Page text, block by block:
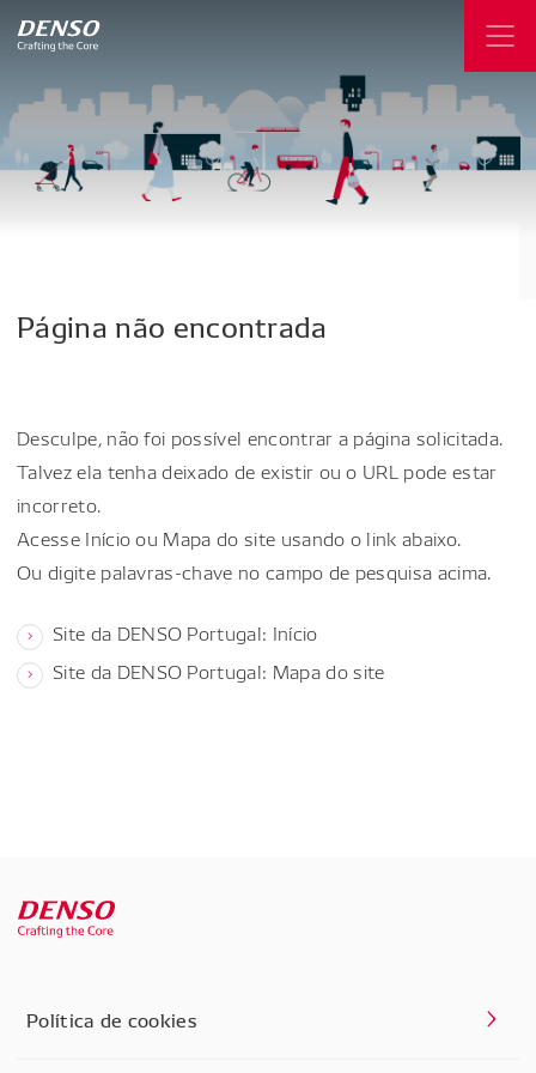
Página não encontrada
Desculpe, não foi possível encontrar a página solicitada.
Talvez ela tenha deixado de existir ou o URL pode estar
incorreto.
Acesse Início ou Mapa do site usando o link abaixo.
Ou digite palavras-chave no campo de pesquisa acima.
Site da DENSO Portugal: Início
Site da DENSO Portugal: Mapa do site
Política de cookies